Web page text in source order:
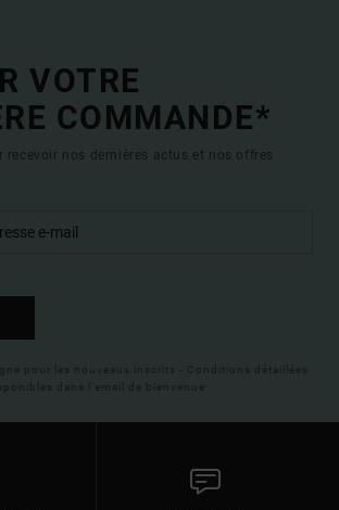
VOTRE
COMMANDE*
recevoir nos dernières actus et nos offres
pour les nouveaux inscrits - Conditions détaillées
dans l'email de bienvenue